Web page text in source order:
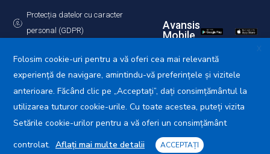
Protecția datelor cu caracter
personal (GDPR)
Avansis
Mobile
Primăria Municipiului Călărași © 2025. Toate drepturile
X
Folosim cookie-uri pentru a vă oferi cea mai relevantă
experiență de navigare, amintindu-vă preferințele și vizitele
anterioare. Făcând clic pe „Acceptați”, dați consimțământul la
utilizarea tuturor cookie-urile. Cu toate acestea, puteți vizita
Setările cookie-urilor pentru a vă oferi un consimțământ
controlat. Aflați mai multe detalii ACCEPTAȚI